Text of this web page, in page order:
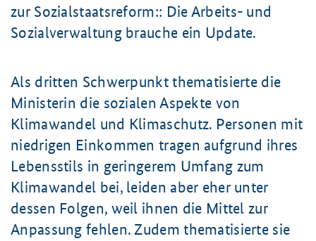
zur Sozialstaatsreform:: Die Arbeits- und
Sozialverwaltung brauche ein Update.
Als dritten Schwerpunkt thematisierte die
Ministerin die sozialen Aspekte von
Klimawandel und Klimaschutz. Personen mit
niedrigen Einkommen tragen aufgrund ihres
Lebensstils in geringerem Umfang zum
Klimawandel bei, leiden aber eher unter
dessen Folgen, weil ihnen die Mittel zur
Anpassung fehlen. Zudem thematisierte sie